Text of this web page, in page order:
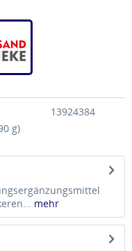
13924384
g)
mehr